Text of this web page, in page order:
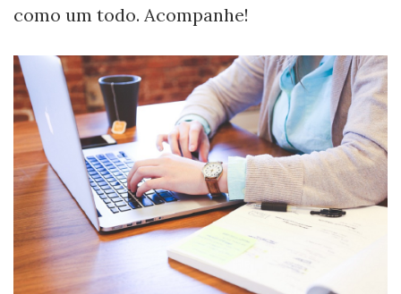
como um todo. Acompanhe!